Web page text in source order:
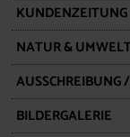
KUNDENZEITUNG
NATUR &
AUSSCHREIBUNG
BILDERGALERIE